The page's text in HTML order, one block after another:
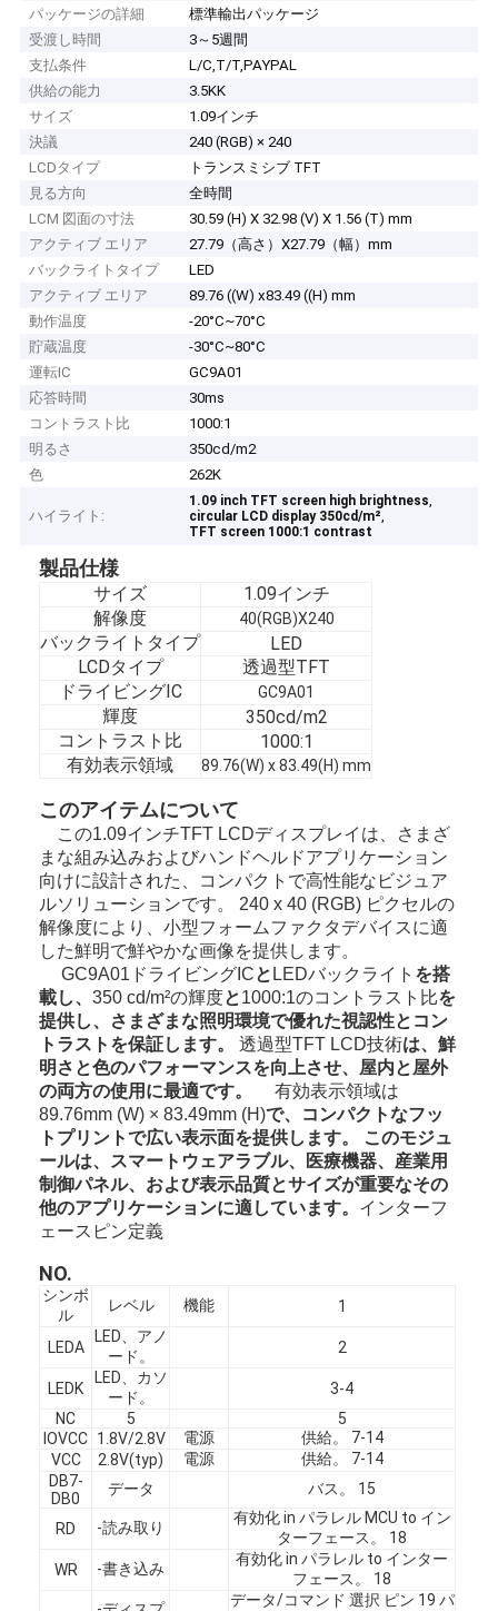
家へ
製品
ビデオ
パッケージの詳細
標準輸出パッケージ
受渡し時間
3～5週間
支払条件
L/C,T/T,PAYPAL
供給の能力
3.5KK
サイズ
1.09インチ
決議
240 (RGB) × 240
LCDタイプ
トランスミシブ TFT
見る方向
全時間
LCM 図面の寸法
30.59 (H) X 32.98 (V) X 1.56 (T) mm
アクティブ エリア
27.79（高さ）X27.79（幅）mm
バックライトタイプ
LED
アクティブ エリア
89.76 ((W) x83.49 ((H) mm
動作温度
-20°C~70°C
貯蔵温度
-30°C~80°C
運転IC
GC9A01
応答時間
30ms
コントラスト比
1000:1
明るさ
350cd/m2
色
262K
ハイライト:
1.09 inch TFT screen high brightness,
circular LCD display 350cd/m²,
TFT screen 1000:1 contrast
製品仕様
サイズ
1.09インチ
解像度
40(RGB)X240
バックライトタイプ
LED
LCDタイプ
透過型TFT
ドライビングIC
GC9A01
輝度
350cd/m2
コントラスト比
1000:1
有効表示領域
89.76(W) x 83.49(H) mm
このアイテムについて
この1.09インチTFT LCDディスプレイは、さまざ
まな組み込みおよびハンドヘルドアプリケーション
向けに設計された、コンパクトで高性能なビジュア
ルソリューションです。 240 x 40 (RGB) ピクセルの
解像度により、小型フォームファクタデバイスに適
した鮮明で鮮やかな画像を提供します。
GC9A01ドライビングICと LEDバックライト を搭
載し、350 cd/m²の輝度と1000:1のコントラスト比を
提供し、さまざまな照明環境で優れた視認性とコン
トラストを保証します。透過型TFT LCD技術は、鮮
明さと色のパフォーマンスを向上させ、屋内と屋外
の両方の使用に最適です。
有効表示領域は
89.76mm (W) × 83.49mm (H)で、コンパクトなフッ
トプリントで広い表示面を提供します。 このモジュ
ールは、スマートウェアラブル、医療機器、産業用
制御パネル、および表示品質とサイズが重要なその
他のアプリケーションに適しています。 インターフ
ェースピン定義
NO.
シンボ
ル
レベル 機能 1
LEDA
LED、アノ
ード。
2
LEDK
LED、カソ
ード。
3-4
NC
5
5
IOVCC 1.8V/2.8V 電源 供給。
7-14
VCC
2.8V(typ) 電源 供給。
7-14
DB7-
DB0
データ バス。 15
RD -読み取り
有効化in パラレル MCU to イン
ターフェース。
18
WR
-書き込み
有効化 in パラレル to インター
フェース。
18
データ/コマンド 選択 ピン 19 パ